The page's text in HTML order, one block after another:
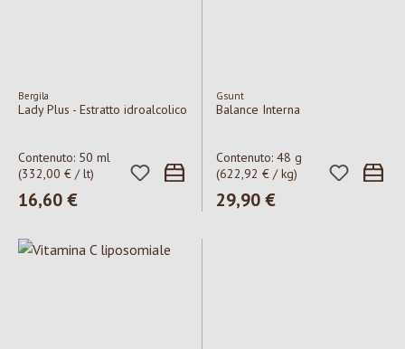
Bergila
Lady Plus - Estratto idroalcolico
Contenuto: 50 ml
(332,00 € / lt)
Prezzo normale:
16,60 €
Gsunt
Balance Interna
Contenuto: 48 g
(622,92 € / kg)
Prezzo normale:
29,90 €